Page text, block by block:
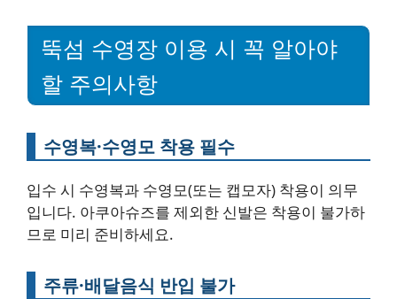
뚝섬 수영장 이용 시 꼭 알아야
할 주의사항
수영복·수영모 착용 필수
입수 시 수영복과 수영모(또는 캡모자) 착용이 의무
입니다. 아쿠아슈즈를 제외한 신발은 착용이 불가하
므로 미리 준비하세요.
주류·배달음식 반입 불가